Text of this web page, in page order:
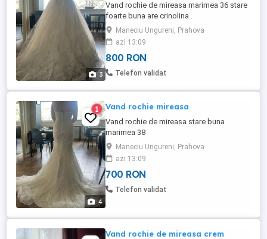
3
Vand rochie de mireasa marimea 36 stare
foarte buna are crinolina .
Maneciu Ungureni, Prahova
azi 13:09
800 RON
Telefon validat
4
1 Vand rochie mireasa
Vand rochie de mireasa stare buna
marimea 38
Maneciu Ungureni, Prahova
azi 13:09
700 RON
Telefon validat
Vand rochie de mireasa crem